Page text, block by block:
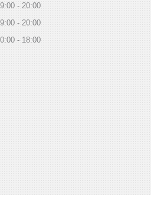
20:00
20:00
18:00